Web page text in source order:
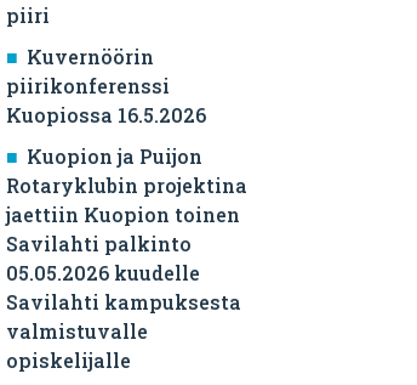
piiri
Kuvernöörin
piirikonferenssi
Kuopiossa 16.5.2026
Kuopion ja Puijon
Rotaryklubin projektina
jaettiin Kuopion toinen
Savilahti palkinto
05.05.2026 kuudelle
Savilahti kampuksesta
valmistuvalle
opiskelijalle